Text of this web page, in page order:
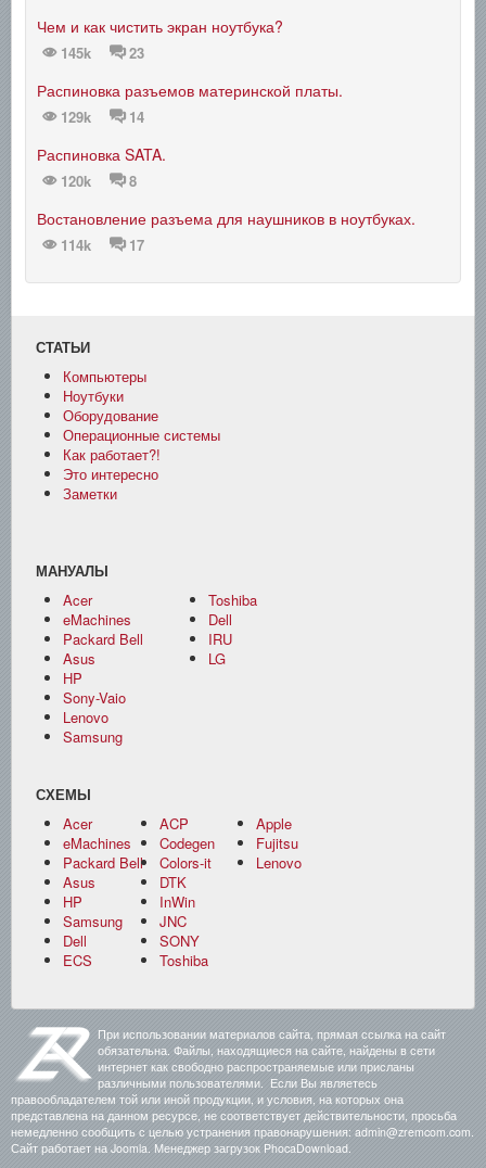
Чем и как чистить экран ноутбука?
145k 23
Распиновка разъемов материнской платы.
129k 14
Распиновка SATA.
120k 8
Востановление разъема для наушников в ноутбуках.
114k 17
СТАТЬИ
Компьютеры
Ноутбуки
Оборудование
Операционные системы
Как работает?!
Это интересно
Заметки
МАНУАЛЫ
Acer
eMachines
Packard Bell
Asus
HP
Sony-Vaio
Lenovo
Samsung
Toshiba
Dell
IRU
LG
СХЕМЫ
Acer
eMachines
Packard Bell
Asus
HP
Samsung
Dell
ECS
ACP
Codegen
Colors-it
DTK
InWin
JNC
SONY
Toshiba
Apple
Fujitsu
Lenovo
При использовании материалов сайта, прямая ссылка на сайт
обязательна. Файлы, находящиеся на сайте, найдены в сети
интернет как свободно распространяемые или присланы
различными пользователями. Если Вы являетесь
правообладателем той или иной продукции, и условия, на которых она
представлена на данном ресурсе, не соответствует действительности, просьба
немедленно сообщить с целью устранения правонарушения: admin@zremcom.com.
Сайт работает на Joomla. Менеджер загрузок PhocaDownload.